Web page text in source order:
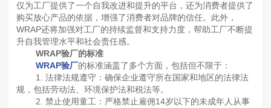
仅为工厂提供了一个自我改进和提升的平台，还为消费者提供了
购买放心产品的依据，增强了消费者对品牌的信任。此外，
WRAP还将加强对工厂的持续监督和支持力度，帮助工厂不断提
升自我管理水平和社会责任感。
WRAP验厂的标准
WRAP验厂的标准涵盖了多个方面，包括但不限于：
1. 法律法规遵守：确保企业遵守所在国家和地区的法律法
规，包括劳动法、环境保护法和税法等。
2. 禁止使用童工：严格禁止雇佣14岁以下的未成年人从事